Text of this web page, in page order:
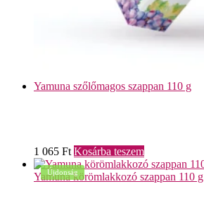
Yamuna szőlőmagos szappan 110 g
1 065 Ft Kosárba teszem
Újdonság
Yamuna körömlakkozó szappan 110 g